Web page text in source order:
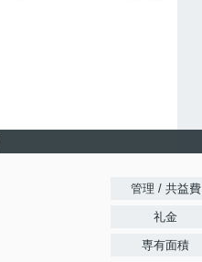
管理 / 共益費
礼金
専有面積